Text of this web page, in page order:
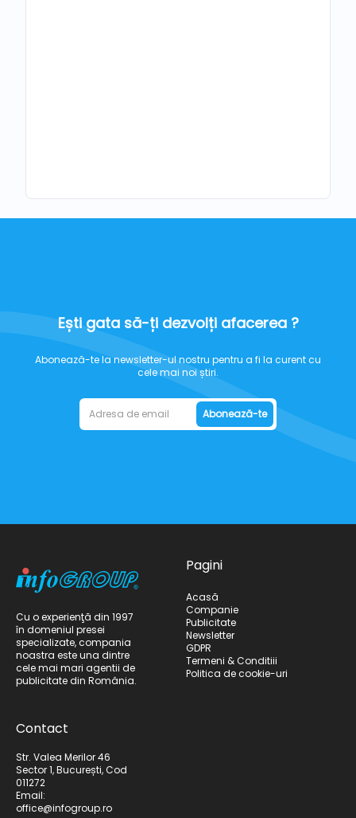
Ești gata să-ți dezvolți afacerea ?
Abonează-te la newsletter-ul nostru pentru a fi la curent cu
cele mai noi știri.
Abonează-te
Cu o experienţă din 1997
în domeniul presei
specializate, compania
noastra este una dintre
cele mai mari agentii de
publicitate din România.
Contact
Str. Valea Merilor 46
Sector 1, București, Cod
011272
Email:
office@infogroup.ro
Pagini
Acasă
Companie
Publicitate
Newsletter
GDPR
Termeni & Conditiii
Politica de cookie-uri